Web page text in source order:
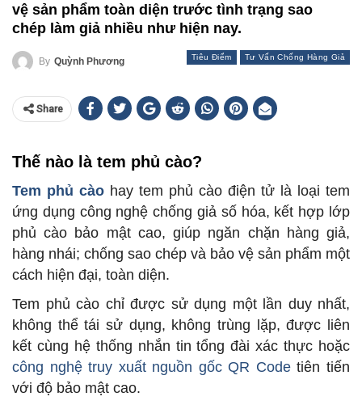
vệ sản phẩm toàn diện trước tình trạng sao
chép làm giả nhiều như hiện nay.
Tiêu Điểm Tư Vấn Chống Hàng Giả
By Quỳnh Phương
Share
Thế nào là tem phủ cào?
Tem phủ cào hay tem phủ cào điện tử là loại tem
ứng dụng công nghệ chống giả số hóa, kết hợp lớp
phủ cào bảo mật cao, giúp ngăn chặn hàng giả,
hàng nhái; chống sao chép và bảo vệ sản phẩm một
cách hiện đại, toàn diện.
Tem phủ cào chỉ được sử dụng một lần duy nhất,
không thể tái sử dụng, không trùng lặp, được liên
kết cùng hệ thống nhắn tin tổng đài xác thực hoặc
công nghệ truy xuất nguồn gốc QR Codetiên tiến
với độ bảo mật cao.